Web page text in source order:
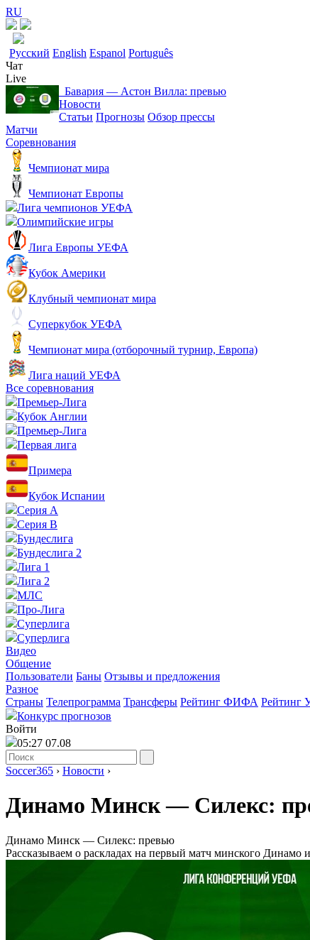
RU
Русский English Espanol Português
Чат
Live
Бавария ― Астон Вилла: превью
Новости
Статьи Прогнозы Обзор прессы
Матчи
Соревнования
Чемпионат мира
Чемпионат Европы
Лига чемпионов УЕФА
Олимпийские игры
Лига Европы УЕФА
Кубок Америки
Клубный чемпионат мира
Суперкубок УЕФА
Чемпионат мира (отборочный турнир, Европа)
Лига наций УЕФА
Все соревнования
Премьер-Лига
Кубок Англии
Премьер-Лига
Первая лига
Примера
Кубок Испании
Серия А
Серия B
Бундеслига
Бундеслига 2
Лига 1
Лига 2
МЛС
Про-Лига
Суперлига
Суперлига
Видео
Общение
Пользователи Баны Отзывы и предложения
Разное
Страны Телепрограмма Трансферы Рейтинг ФИФА Рейтинг
Конкурс прогнозов
Войти
05:27 07.08
Soccer365 › Новости ›
Динамо Минск ― Силекс:
Динамо Минск ― Силекс: превью
Рассказываем о раскладах на первый матч минского